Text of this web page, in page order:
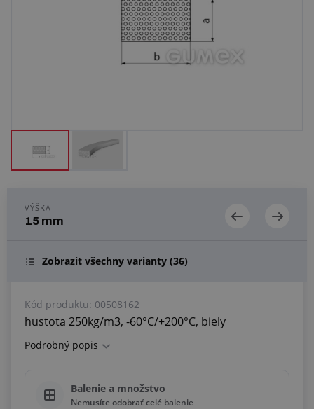
Ďalšie gumové a plastové výrobky
VÝŠKA
15 mm
Zobrazit všechny varianty (36)
Kód produktu: 00508162
hustota 250kg/m3, -60°C/+200°C, biely
Podrobný popis
Balenie a množstvo
Nemusíte odobrať celé balenie